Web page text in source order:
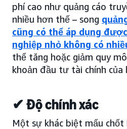
phí cao như quảng cáo
nhiều hơn thế – song
cũng có thể áp dụng
nghiệp nhỏ không có
thể tăng hoặc giảm quy
khoản đầu tư tài chính của
✔ Độ chính xác
Một sự khác biệt mấu chốt